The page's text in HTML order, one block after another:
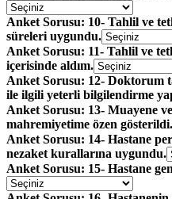
Anket Sorusu: 10- Tahlil ve
süreleri uygundu.
Anket Sorusu: 11- Tahlil ve
içerisinde aldım.
Anket Sorusu: 12- Doktorum
ile ilgili yeterli bilgilendirme
Anket Sorusu: 13- Muayene
mahremiyetime özen gösterildi.
Anket Sorusu: 14- Hastane
nezaket kurallarına uygundu.
Anket Sorusu: 15- Hastane